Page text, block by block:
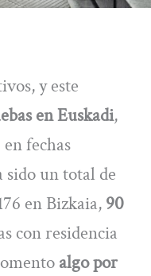
y este
en Euskadi,
fechas
sido un total de
en Bizkaia, 90
con residencia
algo por